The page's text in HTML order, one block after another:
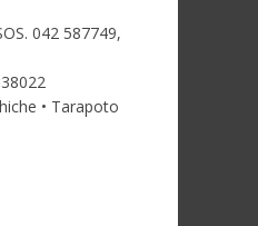
042 587749,
• Tarapoto